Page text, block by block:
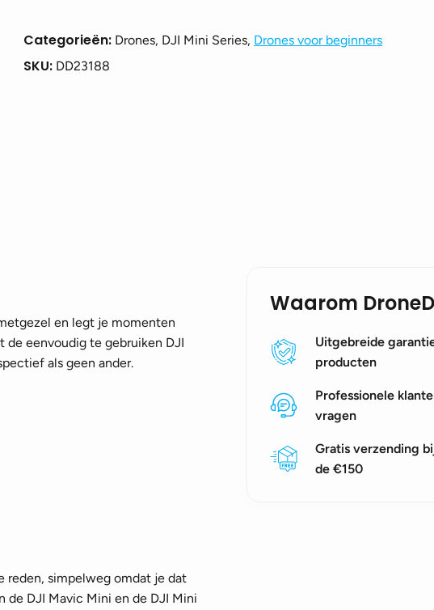
Categorieën: Drones, DJI Mini Series, Drones voor beginners
SKU: DD23188
en legt je momenten
eenvoudig te gebruiken DJI
als geen ander.
reden, simpelweg omdat je dat
de DJI Mavic Mini en de DJI Mini
Waarom
Uitgebreide
producten
Professionele
vragen
Gratis verzending
de €150